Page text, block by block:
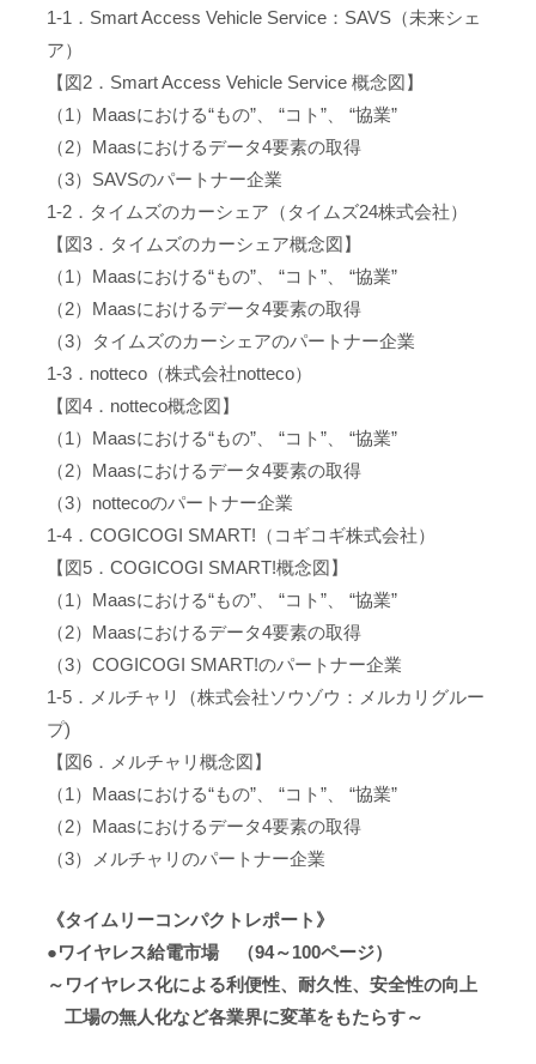
1-1．Smart Access Vehicle Service：SAVS（未来シェ
ア）
【図2．Smart Access Vehicle Service 概念図】
（1）Maasにおける“もの”、 “コト”、 “協業”
（2）Maasにおけるデータ4要素の取得
（3）SAVSのパートナー企業
1-2．タイムズのカーシェア（タイムズ24株式会社）
【図3．タイムズのカーシェア概念図】
（1）Maasにおける“もの”、 “コト”、 “協業”
（2）Maasにおけるデータ4要素の取得
（3）タイムズのカーシェアのパートナー企業
1-3．notteco（株式会社notteco）
【図4．notteco概念図】
（1）Maasにおける“もの”、 “コト”、 “協業”
（2）Maasにおけるデータ4要素の取得
（3）nottecoのパートナー企業
1-4．COGICOGI SMART!（コギコギ株式会社）
【図5．COGICOGI SMART!概念図】
（1）Maasにおける“もの”、 “コト”、 “協業”
（2）Maasにおけるデータ4要素の取得
（3）COGICOGI SMART!のパートナー企業
1-5．メルチャリ（株式会社ソウゾウ：メルカリグルー
プ)
【図6．メルチャリ概念図】
（1）Maasにおける“もの”、 “コト”、 “協業”
（2）Maasにおけるデータ4要素の取得
（3）メルチャリのパートナー企業
《タイムリーコンパクトレポート》
●ワイヤレス給電市場 （94～100ページ）
～ワイヤレス化による利便性、耐久性、安全性の向上
工場の無人化など各業界に変革をもたらす～